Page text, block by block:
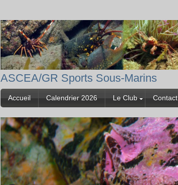
ASCEA/GR Sports Sous-Marins
Accueil Calendrier 2026 Le Club Contact